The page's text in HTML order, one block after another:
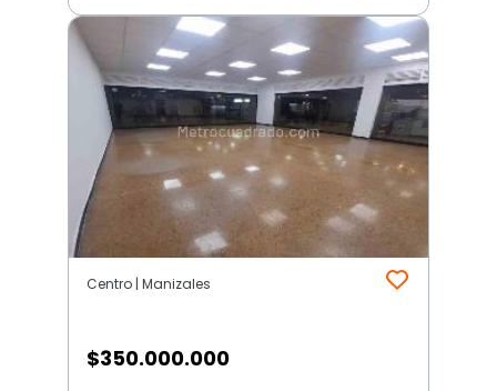
Centro | Manizales
$350.000.000